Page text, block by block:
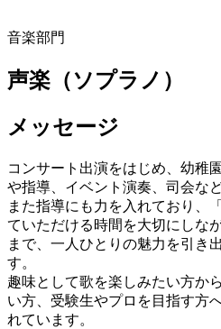
音楽部門
声楽（ソプラノ）
メッセージ
コンサート出演をはじめ、幼稚
や指導、イベント演奏、司会な
また指導にも力を入れており、
ていただける時間を大切にしな
まで、一人ひとりの魅力を引き
す。
趣味として歌を楽しみたい方か
い方、受験生やプロを目指す方
れています。